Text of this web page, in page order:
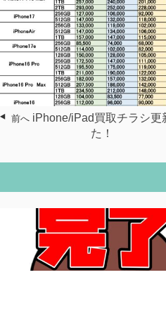
前へ iPhone/iPad買取チラシ更
た！